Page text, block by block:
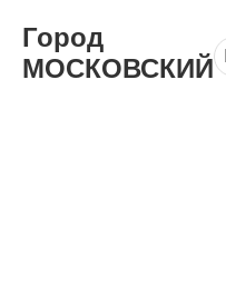
Город
МОСКОВСКИЙ